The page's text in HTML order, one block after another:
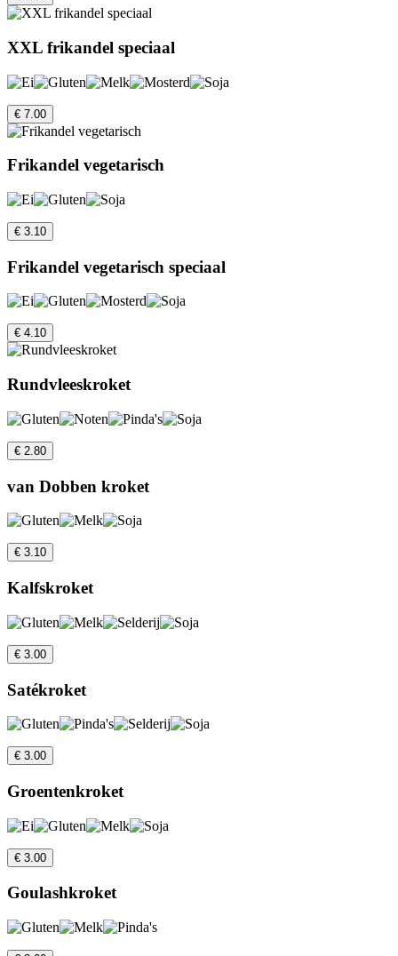
XXL frikandel speciaal
€ 7.00
Frikandel vegetarisch
€ 3.10
Frikandel vegetarisch speciaal
€ 4.10
Rundvleeskroket
€ 2.80
van Dobben kroket
€ 3.10
Kalfskroket
€ 3.00
Satékroket
€ 3.00
Groentenkroket
€ 3.00
Goulashkroket